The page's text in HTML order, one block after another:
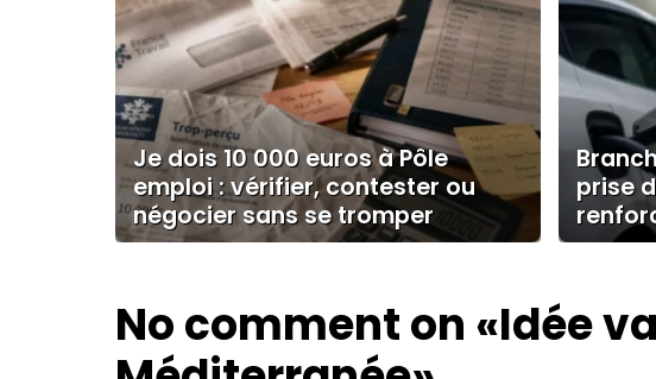
Je dois 10 000 euros à Pôle
emploi : vérifier, contester ou
négocier sans se tromper
prise
No comment on «Idée